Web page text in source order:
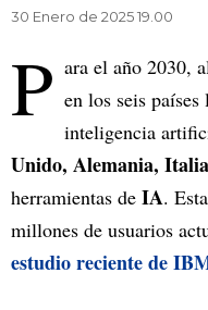
30 Enero de 2025 19.00
P ara el año 2030,
en los seis
inteligencia
Unido, Alemania,
herramientas de IA.
millones de usuarios
estudio reciente de